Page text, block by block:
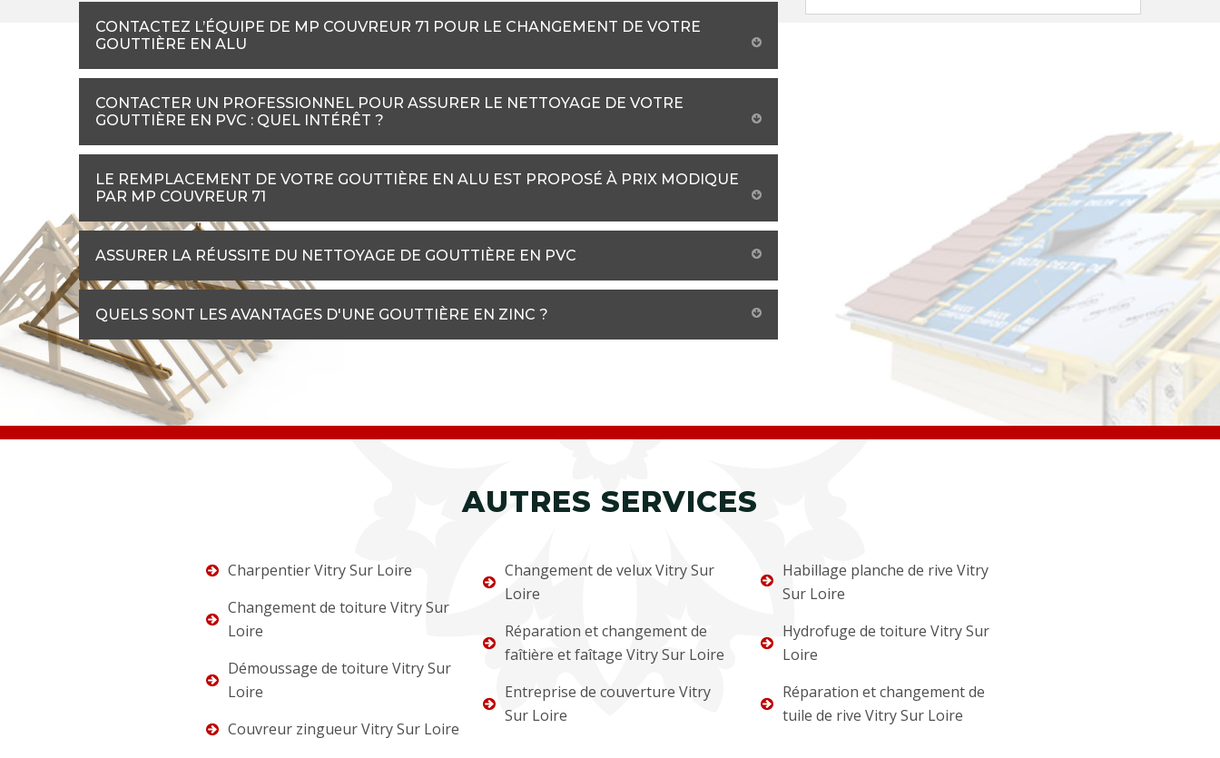
CONTACTEZ L’ÉQUIPE DE MP COUVREUR 71 POUR LE CHANGEMENT DE VOTRE
GOUTTIÈRE EN ALU
CONTACTER UN PROFESSIONNEL POUR ASSURER LE NETTOYAGE DE VOTRE
GOUTTIÈRE EN PVC : QUEL INTÉRÊT ?
LE REMPLACEMENT DE VOTRE GOUTTIÈRE EN ALU EST PROPOSÉ À PRIX MODIQUE
PAR MP COUVREUR 71
ASSURER LA RÉUSSITE DU NETTOYAGE DE GOUTTIÈRE EN PVC
QUELS SONT LES AVANTAGES D'UNE GOUTTIÈRE EN ZINC ?
AUTRES SERVICES
Charpentier Vitry Sur Loire
Changement de toiture Vitry Sur
Loire
Démoussage de toiture Vitry Sur
Loire
Couvreur zingueur Vitry Sur Loire
Changement de velux Vitry Sur
Loire
Réparation et changement de
faîtière et faîtage Vitry Sur Loire
Entreprise de couverture Vitry
Sur Loire
Habillage planche de rive Vitry
Sur Loire
Hydrofuge de toiture Vitry Sur
Loire
Réparation et changement de
tuile de rive Vitry Sur Loire